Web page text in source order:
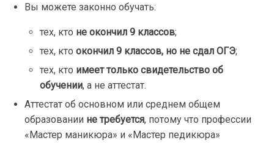
Вы можете законно обучать:
тех, кто не окончил 9 классов;
тех, кто окончил 9 классов, но не сдал ОГЭ;
тех, кто имеет только свидетельство об
обучении, а не аттестат.
Аттестат об основном или среднем общем
образовании не требуется, потому что профессии
«Мастер маникюра» и «Мастер педикюра»